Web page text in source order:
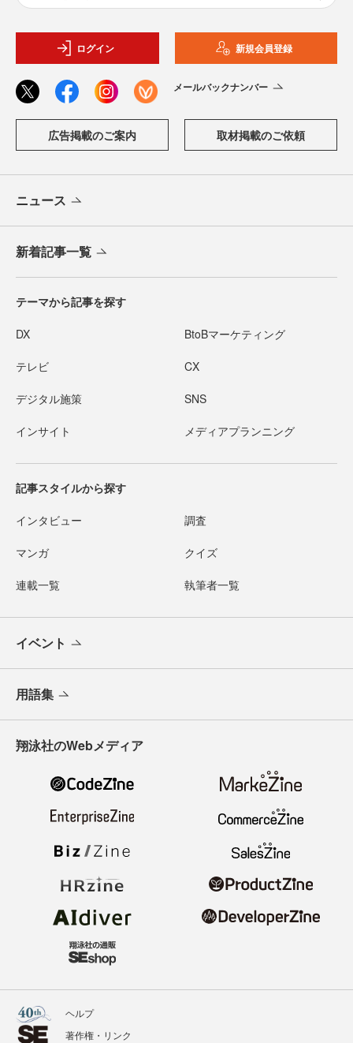
ログイン 新規会員登録
メールバックナンバー
広告掲載のご案内 取材掲載のご依頼
ニュース
新着記事一覧
テーマから記事を探す
DX BtoBマーケティング
テレビ CX
デジタル施策 SNS
インサイト メディアプランニング
記事スタイルから探す
インタビュー 調査
マンガ クイズ
連載一覧 執筆者一覧
イベント
用語集
翔泳社のWebメディア
ヘルプ
著作権・リンク